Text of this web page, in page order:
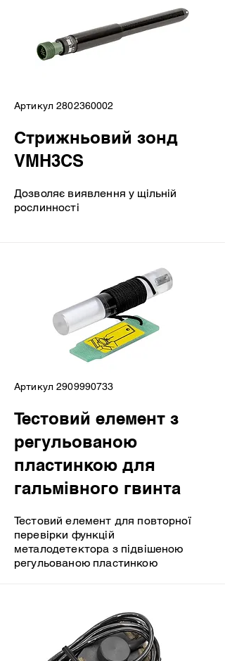
Артикул2802360002
Стрижньовий зонд
VMH3CS
Дозволяє виявлення у щільній
рослинності
Артикул2909990733
Тестовий елемент з
регульованою
пластинкою для
гальмівного гвинта
Тестовий елемент для повторної
перевірки функцій
металодетектора з підвішеною
регульованою пластинкою